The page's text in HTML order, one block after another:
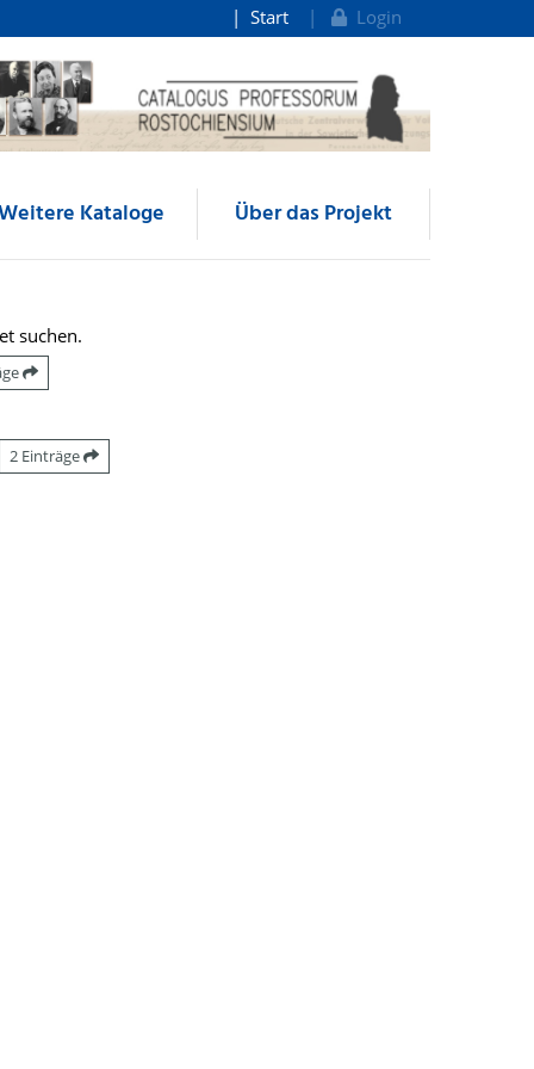
Start Login
Kataloge Über das Projekt
suchen.
2 Einträge